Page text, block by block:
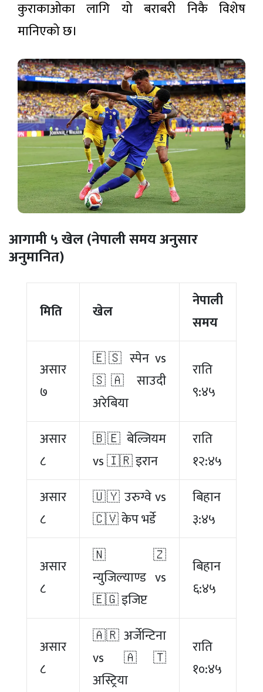
कुराकाओका लागि यो बराबरी निकै विशेष
मानिएको छ।
आगामी ५ खेल (नेपाली समय अनुसार
अनुमानित)
मिति खेल
नेपाली
समय
असार
७
🇪🇸 स्पेन vs
🇸🇦 साउदी
अरेबिया
राति
९:४५
असार
८
🇧🇪 बेल्जियम
vs 🇮🇷 इरान
राति
१२:४५
असार
८
🇺🇾 उरुग्वे vs
🇨🇻 केप भर्डे
बिहान
३:४५
असार
८
🇳🇿
न्युजिल्याण्ड vs
🇪🇬 इजिप्ट
बिहान
६:४५
असार
८
🇦🇷 अर्जेन्टिना
vs 🇦🇹
अस्ट्रिया
राति
१०:४५